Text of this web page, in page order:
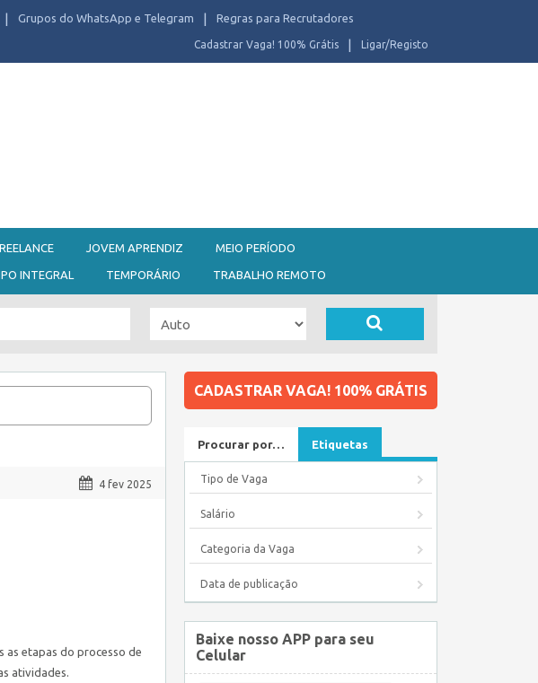
Grupos do WhatsApp e Telegram Regras para Recrutadores
Ligar/Registo
Cadastrar Vaga! 100% Grátis
JOVEM APRENDIZ MEIO PERÍODO
INTEGRAL TEMPORÁRIO TRABALHO REMOTO
4 fev 2025
as etapas do processo de
atividades.
CADASTRAR VAGA! 100% GRÁTIS
Procurar por… Etiquetas
Tipo de Vaga
Salário
Categoria da Vaga
Data de publicação
Baixe nosso APP para seu
Celular